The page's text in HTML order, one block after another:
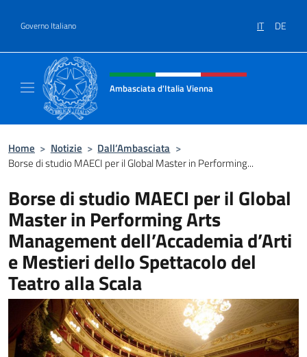
Governo Italiano IT DE
Intestazione sito, social e menù
Ambasciata d'Italia Vienna
Home > Notizie > Dall’Ambasciata >
Borse di studio MAECI per il Global Master in Performing...
Borse di studio MAECI per il Global
Master in Performing Arts
Management dell’Accademia d’Arti
e Mestieri dello Spettacolo del
Teatro alla Scala